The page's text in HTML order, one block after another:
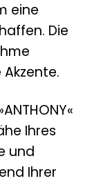
eine
Die
Ihres
und
Ihrer